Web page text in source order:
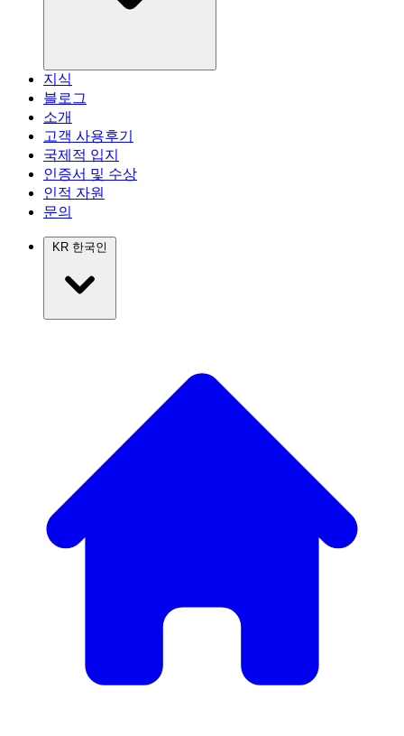
지식
블로그
소개
고객 사용후기
국제적 입지
인증서 및 수상
인적 자원
문의
KR 한국인